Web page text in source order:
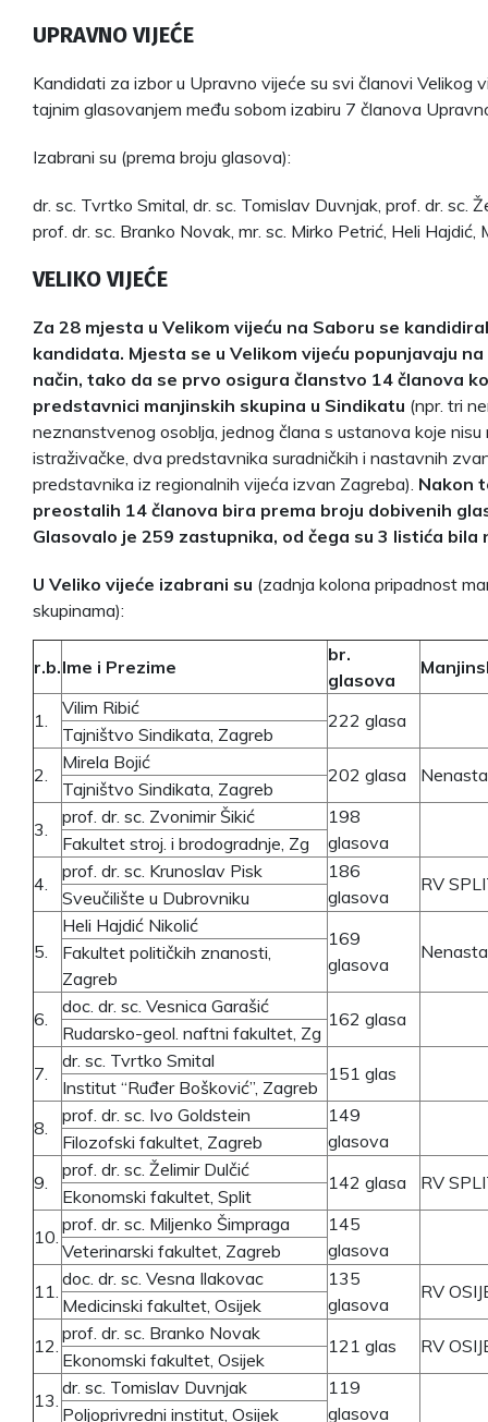
UPRAVNO VIJEĆE
Kandidati za izbor u Upravno vijeće su svi članovi Velikog
tajnim glasovanjem među sobom izabiru 7 članova
Izabrani su (prema broju glasova):
dr. sc. Tvrtko Smital, dr. sc. Tomislav Duvnjak, prof. dr. sc.
prof. dr. sc. Branko Novak, mr. sc. Mirko Petrić, Heli Hajdić,
VELIKO VIJEĆE
Za 28 mjesta u Velikom vijeću na Saboru se
kandidata. Mjesta se u Velikom vijeću popunjavaju
način, tako da se prvo osigura članstvo 14 članova
predstavnici manjinskih skupina u Sindikatu (npr. tri
neznanstvenog osoblja, jednog člana s ustanova koje
istraživačke, dva predstavnika suradničkih i nastavnih
predstavnika iz regionalnih vijeća izvan Zagreba). Nakon
preostalih 14 članova bira prema broju dobivenih
Glasovalo je 259 zastupnika, od čega su 3 listića bila
U Veliko vijeće izabrani su (zadnja kolona pripadnost
skupinama):
r.b.Ime i Prezime
br.
glasova
1.
Vilim Ribić
222 glasa
Tajništvo Sindikata, Zagreb
2.
Mirela Bojić
202 glasa
Tajništvo Sindikata, Zagreb
3.
prof. dr. sc. Zvonimir Šikić
198
glasova
Fakultet stroj. i brodogradnje, Zg
4.
prof. dr. sc. Krunoslav Pisk
186
glasova
RV
Sveučilište u Dubrovniku
5.
Heli Hajdić Nikolić
169
glasova
Fakultet političkih znanosti,
Zagreb
6.
doc. dr. sc. Vesnica Garašić
162 glasa
Rudarsko-geol. naftni fakultet, Zg
7.
dr. sc. Tvrtko Smital
151 glas
Institut “Ruđer Bošković”, Zagreb
8.
prof. dr. sc. Ivo Goldstein
149
glasova
Filozofski fakultet, Zagreb
9.
prof. dr. sc. Želimir Dulčić
142 glasa RV
Ekonomski fakultet, Split
10.
prof. dr. sc. Miljenko Šimpraga
145
glasova
Veterinarski fakultet, Zagreb
11.
doc. dr. sc. Vesna Ilakovac
135
glasova
RV
Medicinski fakultet, Osijek
12.
prof. dr. sc. Branko Novak
121 glas RV
Ekonomski fakultet, Osijek
13.
dr. sc. Tomislav Duvnjak
119
glasova
Poljoprivredni institut, Osijek